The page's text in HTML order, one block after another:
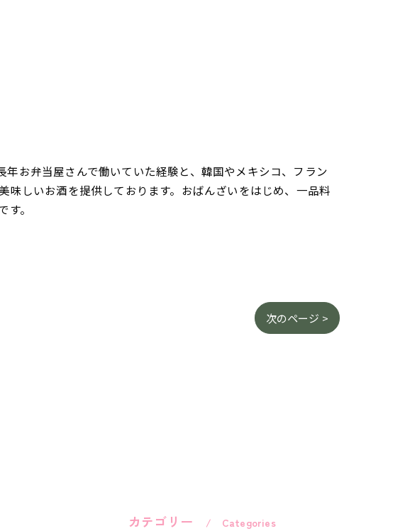
お弁当屋さんで働いていた経験と、韓国やメキシコ、フラン
しいお酒を提供しております。おばんざいをはじめ、一品料
。
次のページ >
カテゴリー Categories